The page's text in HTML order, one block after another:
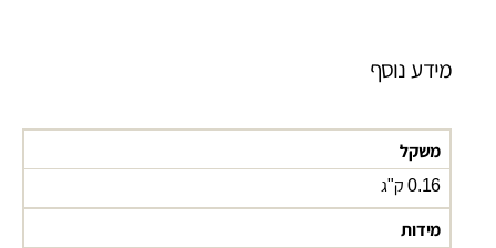
מידע נוסף
משקל
0.16 ק"ג
מידות